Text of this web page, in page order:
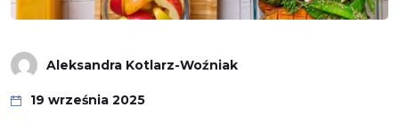
Aleksandra Kotlarz-Woźniak
19 września 2025